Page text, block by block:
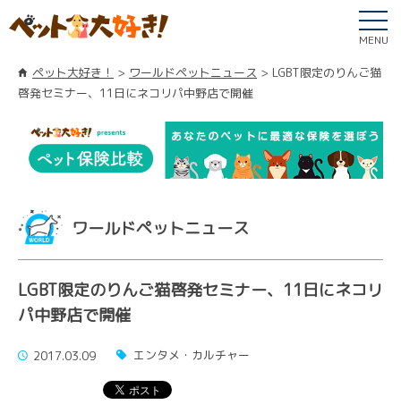
MENU
ペット大好き！ ワールドペットニュース
LGBT限定のりんご猫
啓発セミナー、11日にネコリパ中野店で開催
ワールドペットニュース
LGBT限定のりんご猫啓発セミナー、11日にネコリ
パ中野店で開催
2017.03.09 エンタメ・カルチャー